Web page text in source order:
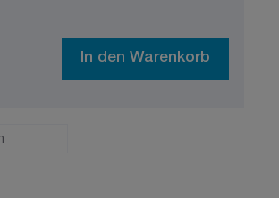
In den Warenkorb